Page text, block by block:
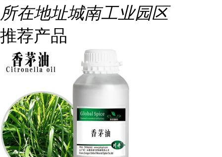
所在地址城南工业园区
推荐产品